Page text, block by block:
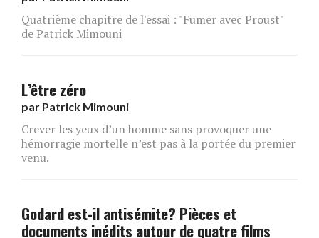
Quatrième chapitre de l'essai : "Fumer avec Proust"
de Patrick Mimouni
L’être zéro
par Patrick Mimouni
Crever les yeux d’un homme sans provoquer une
hémorragie mortelle n’est pas à la portée du premier
venu.
Godard est-il antisémite? Pièces et
documents inédits autour de quatre films